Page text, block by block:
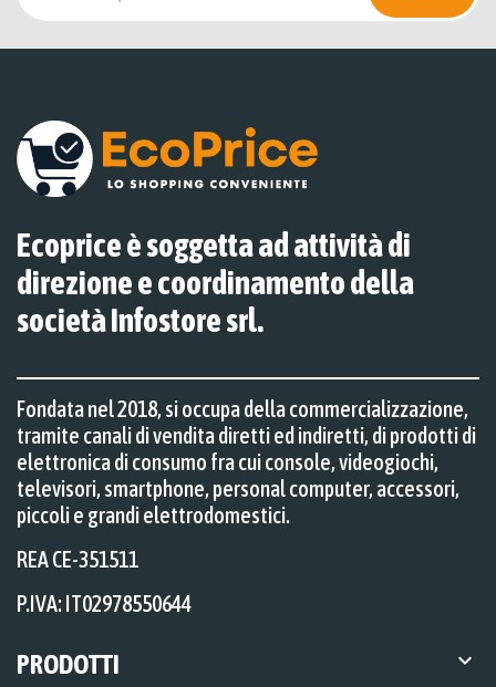
Ecoprice è soggetta ad attività di
direzione e coordinamento della
società Infostore srl.
Fondata nel 2018, si occupa della commercializzazione,
tramite canali di vendita diretti ed indiretti, di prodotti di
elettronica di consumo fra cui console, videogiochi,
televisori, smartphone, personal computer, accessori,
piccoli e grandi elettrodomestici.
REA CE-351511
P.IVA: IT02978550644
PRODOTTI 